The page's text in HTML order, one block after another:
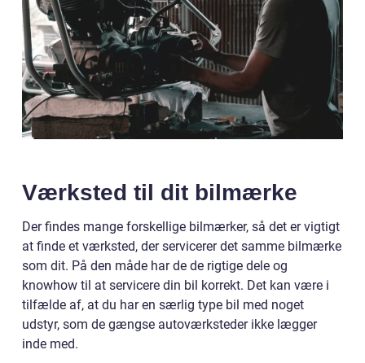
Værksted til dit bilmærke
Der findes mange forskellige bilmærker, så det er vigtigt
at finde et værksted, der servicerer det samme bilmærke
som dit. På den måde har de de rigtige dele og
knowhow til at servicere din bil korrekt. Det kan være i
tilfælde af, at du har en særlig type bil med noget
udstyr, som de gængse autoværksteder ikke lægger
inde med.